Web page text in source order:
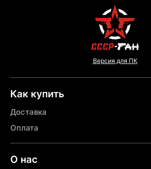
Версия для ПК
Как купить
Доставка
Оплата
О нас